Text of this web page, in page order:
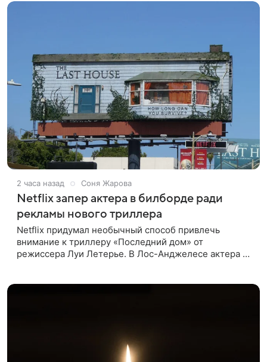
2 часа назад Соня Жарова
Netflix запер актера в билборде ради
рекламы нового триллера
Netflix придумал необычный способ привлечь
внимание к триллеру «Последний дом» от
режиссера Луи Летерье. В Лос-Анджелесе актера на